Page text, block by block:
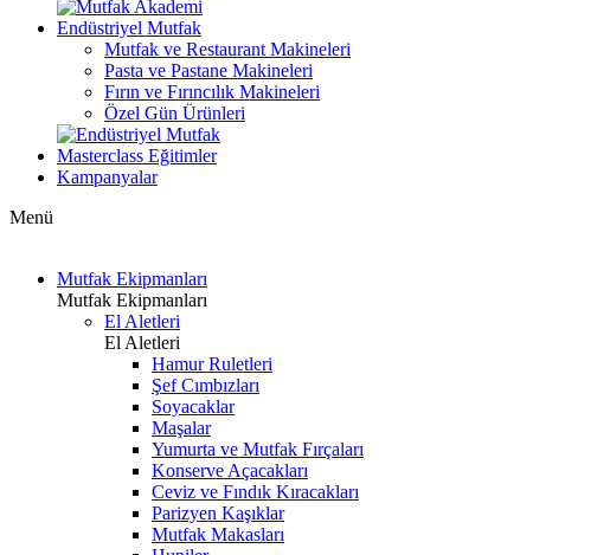
Endüstriyel Mutfak
Mutfak ve Restaurant Makineleri
Pasta ve Pastane Makineleri
Fırın ve Fırıncılık Makineleri
Özel Gün Ürünleri
Masterclass Eğitimler
Kampanyalar
Menü
Mutfak Ekipmanları
Mutfak Ekipmanları
El Aletleri
El Aletleri
Hamur Ruletleri
Şef Cımbızları
Soyacaklar
Maşalar
Yumurta ve Mutfak Fırçaları
Konserve Açacakları
Ceviz ve Fındık Kıracakları
Parizyen Kaşıklar
Mutfak Makasları